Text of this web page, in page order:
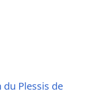
du Plessis de